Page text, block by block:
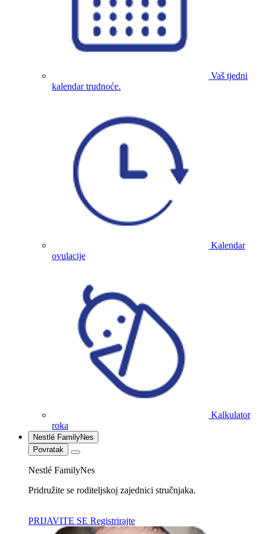
Vaš tjedni
kalendar trudnoće.
Kalendar
ovulacije
Kalkulator
roka
Nestlé FamilyNes
Povratak
Nestlé FamilyNes
Pridružite se roditeljskoj zajednici stručnjaka.
PRIJAVITE SE Registrirajte